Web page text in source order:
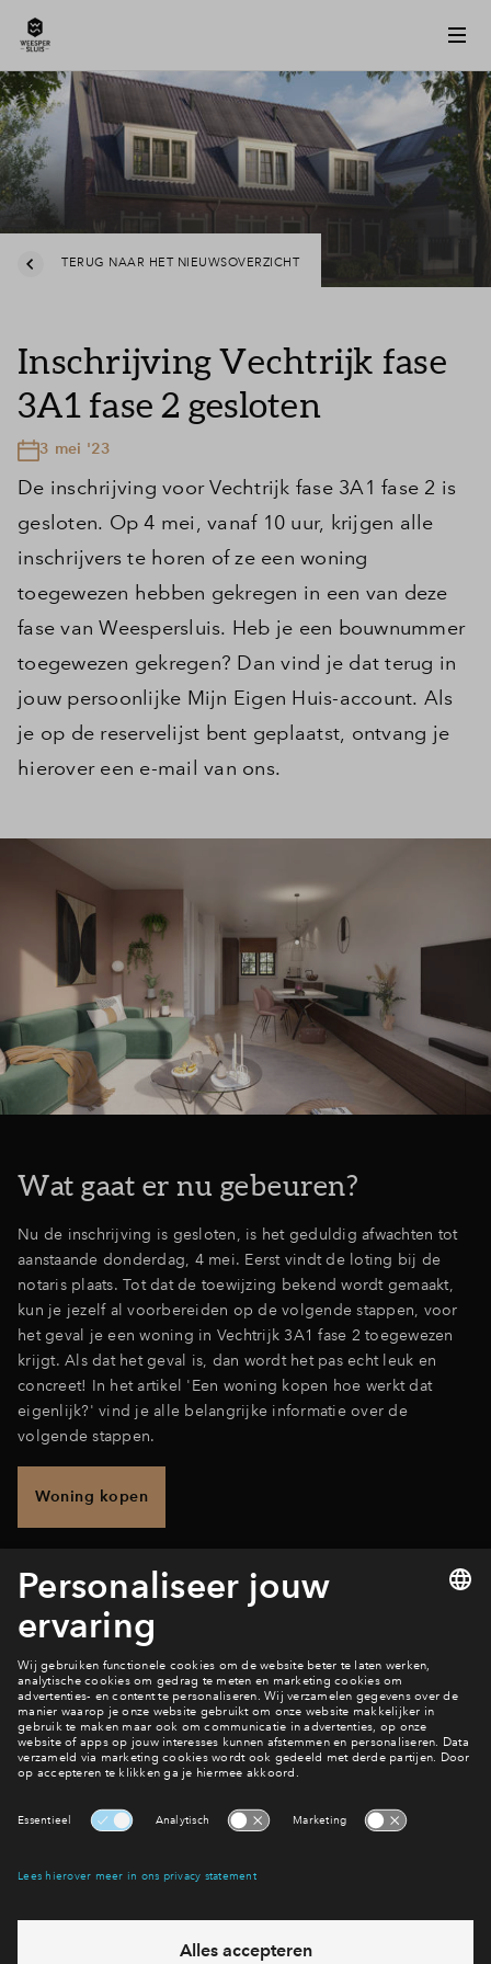
Inloggen
TERUG NAAR HET NIEUWSOVERZICHT
Inschrijving Vechtrijk fase
3A1 fase 2 gesloten
3 mei '23
De inschrijving voor Vechtrijk fase 3A1 fase 2 is
gesloten. Op 4 mei, vanaf 10 uur, krijgen alle
inschrijvers te horen of ze een woning
toegewezen hebben gekregen in een van deze
fase van Weespersluis. Heb je een bouwnummer
toegewezen gekregen? Dan vind je dat terug in
jouw persoonlijke Mijn Eigen Huis-account. Als
je op de reservelijst bent geplaatst, ontvang je
hierover een e-mail van ons.
Wat gaat er nu gebeuren?
Nu de inschrijving is gesloten, is het geduldig afwachten tot
aanstaande donderdag, 4 mei. Eerst vindt de loting bij de
notaris plaats. Tot dat de toewijzing bekend wordt gemaakt,
kun je jezelf al voorbereiden op de volgende stappen, voor
het geval je een woning in Vechtrijk 3A1 fase 2 toegewezen
krijgt. Als dat het geval is, dan wordt het pas echt leuk en
concreet! In het artikel 'Een woning kopen hoe werkt dat
eigenlijk?' vind je alle belangrijke informatie over de
volgende stappen.
Woning kopen
Interesse? Meld je dan snel aan
Hiermee blijf je op de hoogte van het belangrijkste nieuws en
eventuele projecten
Ja, ik wil mij aanmelden
Heb je een vraag en wil je direct antwoord? Bel ons op
feestdagen)